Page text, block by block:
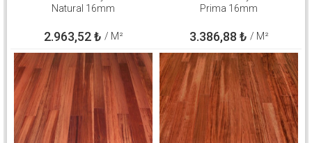
Natural 16mm
2.963,52₺ / M²
Prima 16mm
3.386,88 ₺ / M²